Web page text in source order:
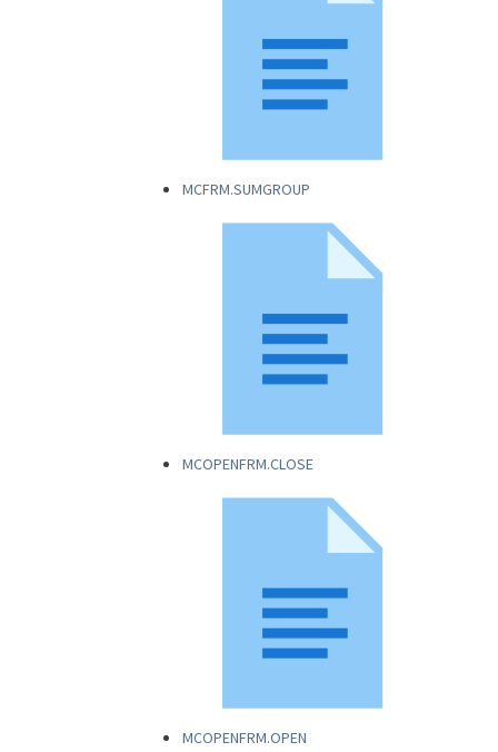
MCFRM.SUMGROUP
MCOPENFRM.CLOSE
MCOPENFRM.OPEN